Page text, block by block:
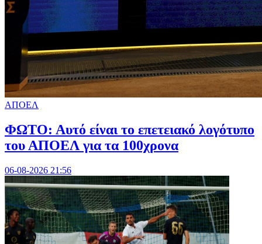
ΑΠΟΕΛ
ΦΩΤΟ: Αυτό είναι το επετειακό λογότυπο
του ΑΠΟΕΛ για τα 100χρονα
06-08-2026 21:56